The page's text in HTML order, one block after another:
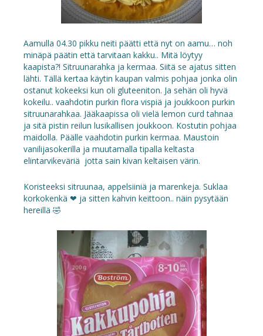
Aamulla 04.30 pikku neiti päätti että nyt on aamu… noh
minäpä päätin että tarvitaan kakku.. Mitä löytyy
kaapista?! Sitruunarahka ja kermaa. Siitä se ajatus sitten
lähti. Tällä kertaa käytin kaupan valmis pohjaa jonka olin
ostanut kokeeksi kun oli gluteeniton. Ja sehän oli hyvä
kokeilu.. vaahdotin purkin flora vispiä ja joukkoon purkin
sitruunarahkaa. Jääkaapissa oli vielä lemon curd tahnaa
ja sitä pistin reilun lusikallisen joukkoon. Kostutin pohjaa
maidolla. Päälle vaahdotin purkin kermaa. Maustoin
vanilijasokerilla ja muutamalla tipalla keltasta
elintarvikeväriä jotta sain kivan keltaisen värin.
Koristeeksi sitruunaa, appelsiiniä ja marenkeja. Suklaa
korkokenkä ❤ ja sitten kahvin keittoon.. näin pysytään
hereillä 🤣